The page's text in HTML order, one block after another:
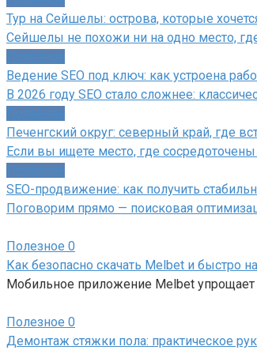
Тур на Сейшелы: острова, которые
Сейшелы не похожи ни на одно место,
Полезное
Ведение SEO под ключ: как устроена
В 2026 году SEO стало сложнее:
Полезное
Печенгский округ: северный край, где
Если вы ищете место, где
Полезное
SEO-продвижение: как получить
Поговорим прямо — поисковая
Полезное 0
Как безопасно скачать Melbet и быстро
Мобильное приложение Melbet упрощает
Полезное 0
Демонтаж стяжки пола: практическое